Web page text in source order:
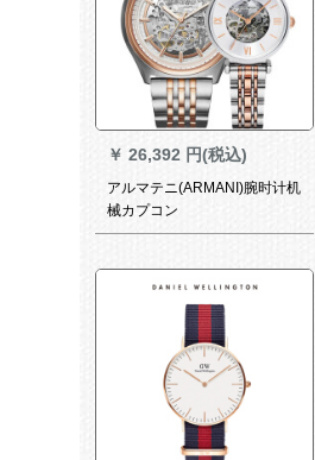
￥ 26,392 円(税込)
アルマテニ(ARMANI)腕时计机
械カプコン